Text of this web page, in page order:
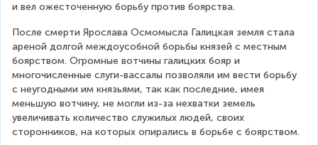
и вел ожесточенную борьбу против боярства.
После смерти Ярослава Осмомысла Галицкая земля стала
ареной долгой междоусобной борьбы князей с местным
боярством. Огромные вотчины галицких бояр и
многочисленные слуги-вассалы позволяли им вести борьбу
с неугодными им князьями, так как последние, имея
меньшую вотчину, не могли из-за нехватки земель
увеличивать количество служилых людей, своих
сторонников, на которых опирались в борьбе с боярством.